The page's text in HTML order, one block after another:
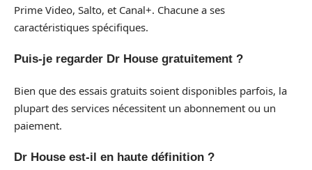
Prime Video, Salto, et Canal+. Chacune a ses
caractéristiques spécifiques.
Puis-je regarder Dr House gratuitement ?
Bien que des essais gratuits soient disponibles parfois, la
plupart des services nécessitent un abonnement ou un
paiement.
Dr House est-il en haute définition ?